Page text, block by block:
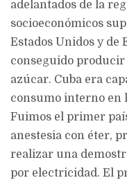
adelantados de la
socioeconómicos
Estados Unidos y de
conseguido producir
azúcar. Cuba era
consumo interno en
Fuimos el primer
anestesia con éter,
realizar una
por electricidad. El